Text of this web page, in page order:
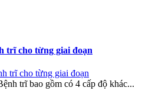
trĩ cho từng giai đoạn
trĩ bao gồm có 4 cấp độ khác...